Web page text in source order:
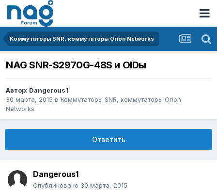
Коммутаторы SNR, коммутаторы Orion Networks
NAG SNR-S2970G-48S и OIDы
Автор: Dangerous1
30 марта, 2015 в Коммутаторы SNR, коммутаторы Orion
Networks
Ответить
Dangerous1
Опубликовано 30 марта, 2015